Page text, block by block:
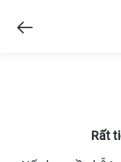
Rất